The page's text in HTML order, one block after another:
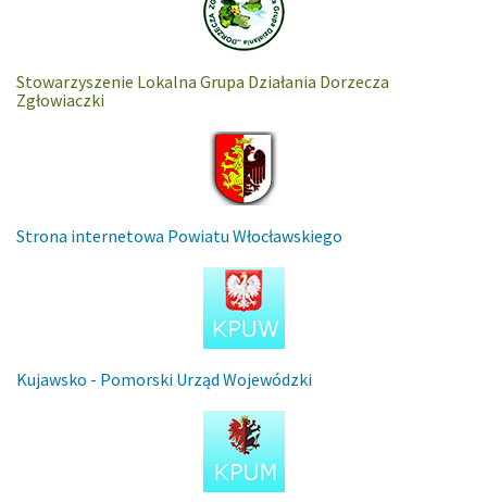
Stowarzyszenie Lokalna Grupa Działania Dorzecza
Zgłowiaczki
Strona internetowa Powiatu Włocławskiego
Kujawsko - Pomorski Urząd Wojewódzki